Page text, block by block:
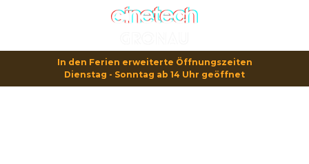
In den Ferien erweiterte Öffnungszeiten
Dienstag - Sonntag ab 14 Uhr geöffnet